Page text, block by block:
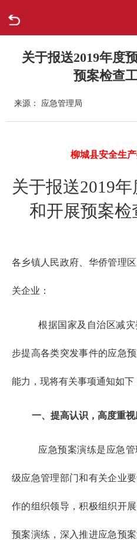
走进柳城
政府信息公开
互动回应
数据专题
关于报送2019年度
预案检查
来源： 应急管理局
柳城县安全生
关于报送2019
和开展预案检
各乡镇人民政府、华侨管理
关企业：
根据国家及自治区减
步提高各类突发事件的应急
能力，现将有关事项通知如下
一、提高认识，高度重
应急预案演练是应急
级应急管理部门和有关企业
作的组织领导，积极组织开
预案演练，深入推进应急预